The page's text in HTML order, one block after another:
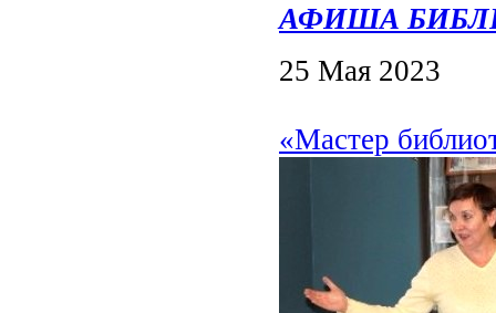
АФИША
25 Мая 2023
«Мастер